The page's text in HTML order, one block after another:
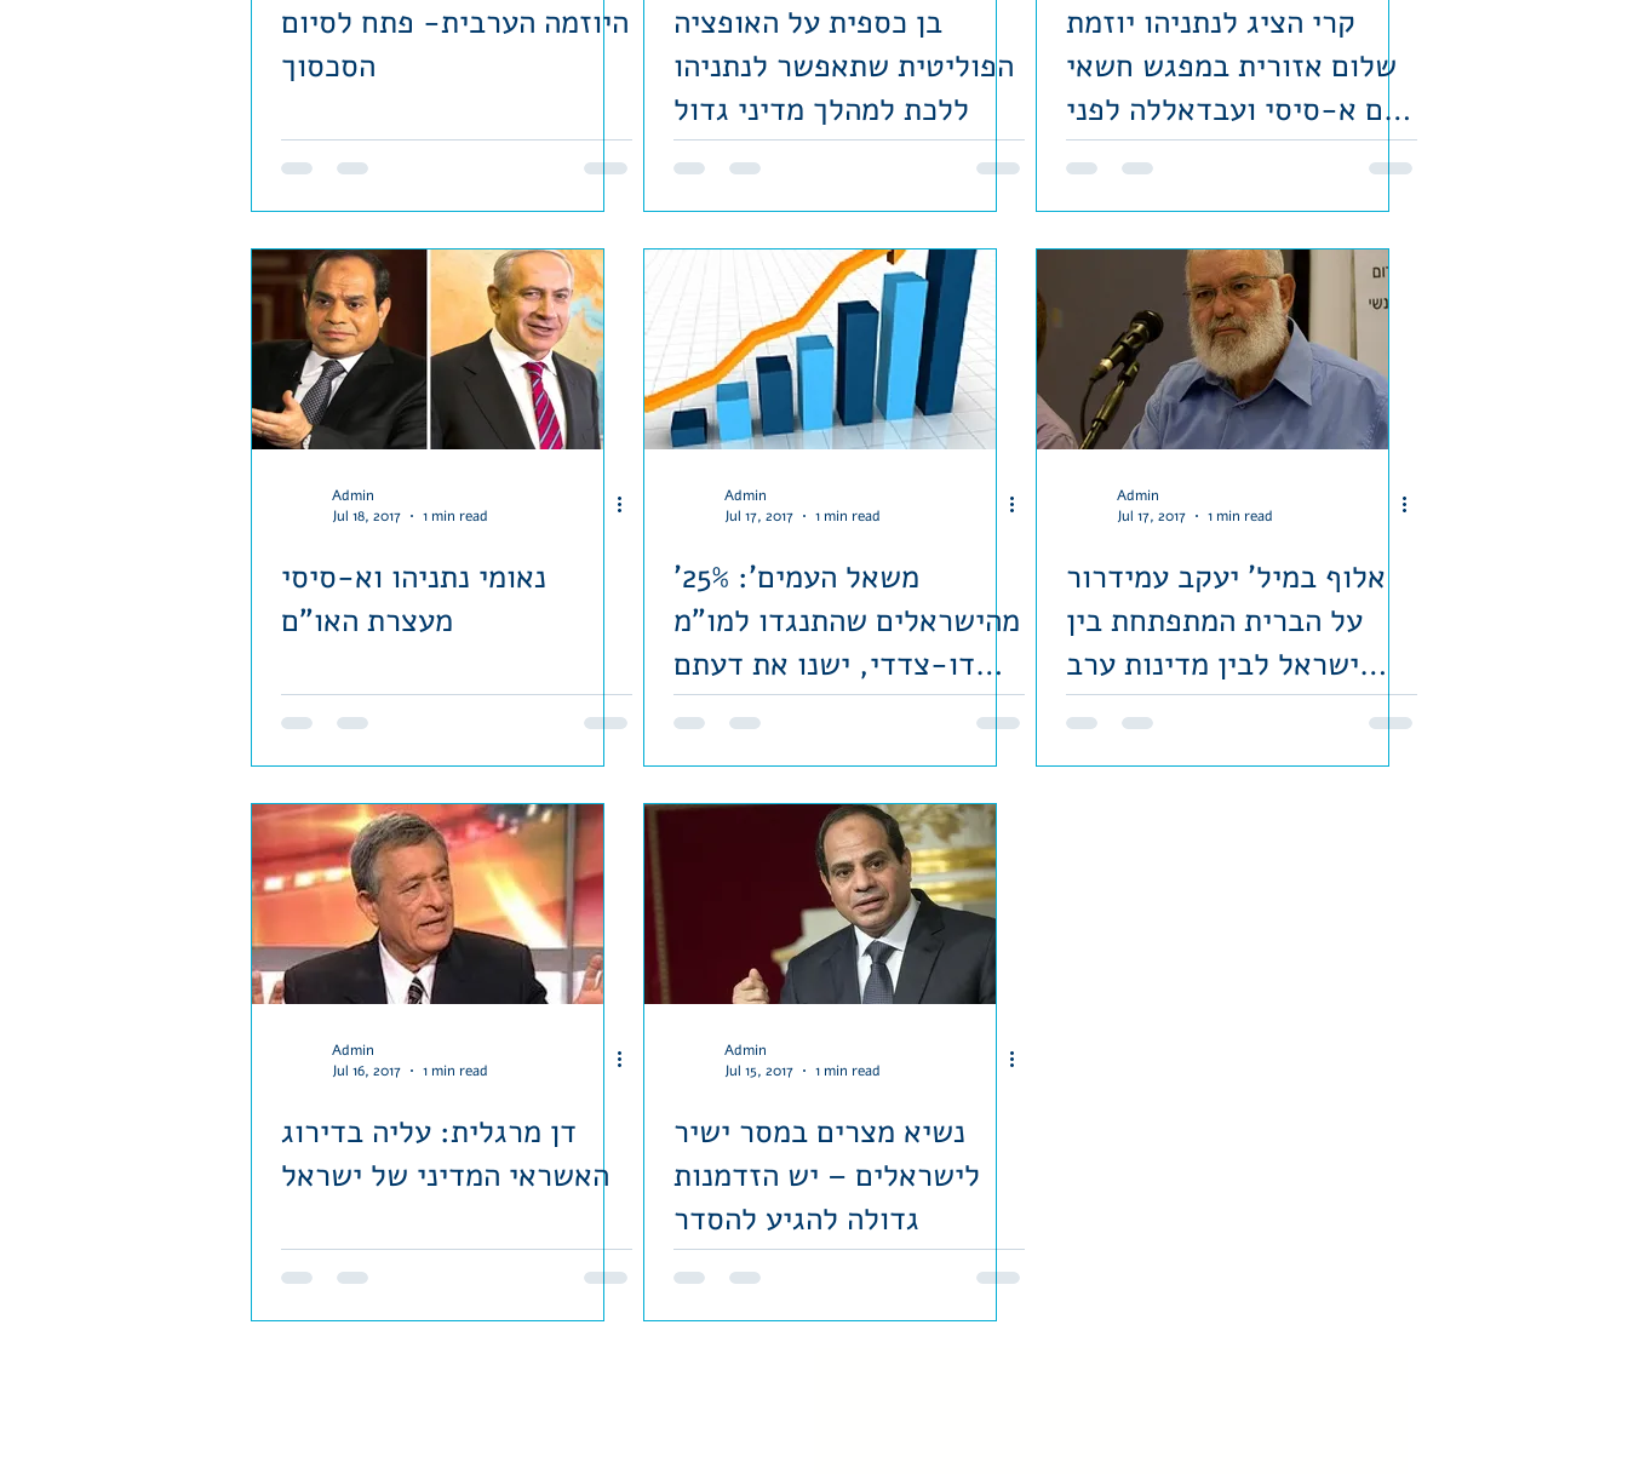
היוזמה הערבית- פתח לסיום
הסכסוך
בן כספית על האופציה
הפוליטית שתאפשר לנתניהו
ללכת למהלך מדיני גדול
קרי הציג לנתניהו יוזמת
שלום אזורית במפגש חשאי
עם א-סיסי ועבדאללה לפני
כשנה; רה"מ הסתייג
Admin
Jul 18, 2017
1 min read
נאומי נתניהו וא-סיסי
מעצרת האו"ם
Admin
Jul 17, 2017
1 min read
'משאל העמים': 25%
מהישראלים שהתנגדו למו"מ
דו-צדדי, ישנו את דעתם
במקרה של הסדר אזורי
Admin
Jul 17, 2017
1 min read
אלוף במיל' יעקב עמידרור
על הברית המתפתחת בין
ישראל לבין מדינות ערב
המתונות
Admin
Jul 16, 2017
1 min read
דן מרגלית: עליה בדירוג
האשראי המדיני של ישראל
Admin
Jul 15, 2017
1 min read
נשיא מצרים במסר ישיר
לישראלים – יש הזדמנות
גדולה להגיע להסדר